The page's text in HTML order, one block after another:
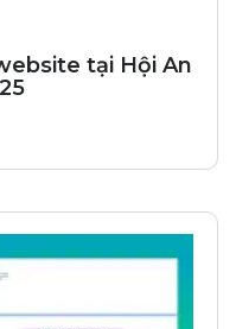
tại Hội An